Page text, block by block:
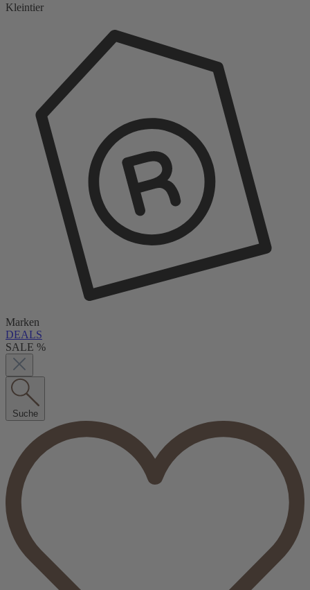
Kleintier
Marken
DEALS
SALE %
Suche